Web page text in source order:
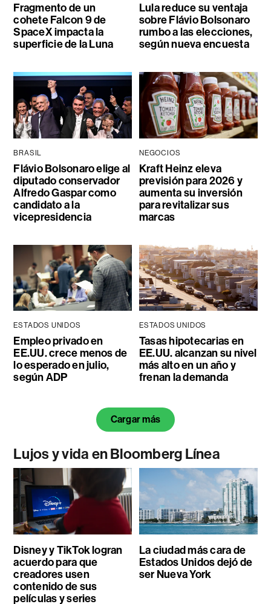
Fragmento de un
cohete Falcon 9 de
SpaceX impacta la
superficie de la Luna
Lula reduce su ventaja
sobre Flávio Bolsonaro
rumbo a las elecciones,
según nueva encuesta
BRASIL
Flávio Bolsonaro elige al
diputado conservador
Alfredo Gaspar como
candidato a la
vicepresidencia
NEGOCIOS
Kraft Heinz eleva
previsión para 2026 y
aumenta su inversión
para revitalizar sus
marcas
ESTADOS UNIDOS
Empleo privado en
EE.UU. crece menos de
lo esperado en julio,
según ADP
ESTADOS UNIDOS
Tasas hipotecarias en
EE.UU. alcanzan su nivel
más alto en un año y
frenan la demanda
Cargar más
Lujos y vida en Bloomberg Línea
Disney y TikTok logran
acuerdo para que
creadores usen
contenido de sus
películas y series
La ciudad más cara de
Estados Unidos dejó de
ser Nueva York